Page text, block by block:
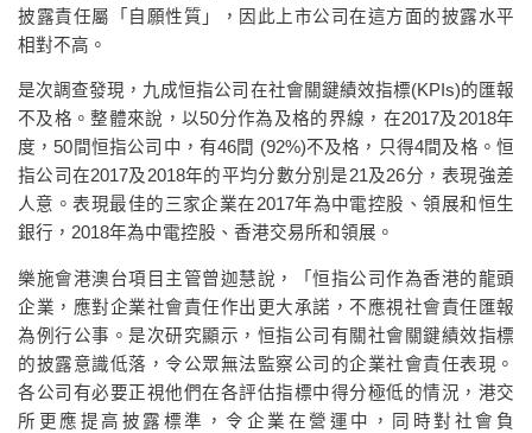
披露責任屬「自願性質」，因此上市公司在這方面的披露水平
相對不高。
是次調查發現，九成恒指公司在社會關鍵績效指標(KPIs)的匯報
不及格。整體來說，以50分作為及格的界線，在2017及2018年
度，50間恒指公司中，有46間 (92%)不及格，只得4間及格。恒
指公司在2017及2018年的平均分數分別是21及26分，表現強差
人意。表現最佳的三家企業在2017年為中電控股、領展和恒生
銀行，2018年為中電控股、香港交易所和領展。
樂施會港澳台項目主管曾迦慧說，「恒指公司作為香港的龍頭
企業，應對企業社會責任作出更大承諾，不應視社會責任匯報
為例行公事。是次研究顯示，恒指公司有關社會關鍵績效指標
的披露意識低落，令公眾無法監察公司的企業社會責任表現。
各公司有必要正視他們在各評估指標中得分極低的情況，港交
所更應提高披露標準，令企業在營運中，同時對社會負